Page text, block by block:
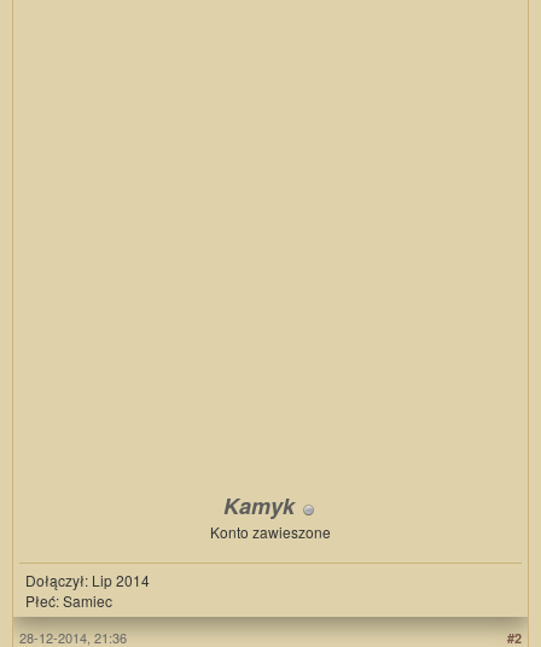
Kamyk
Konto zawieszone
Dołączył: Lip 2014
Płeć: Samiec
#2
28-12-2014, 21:36